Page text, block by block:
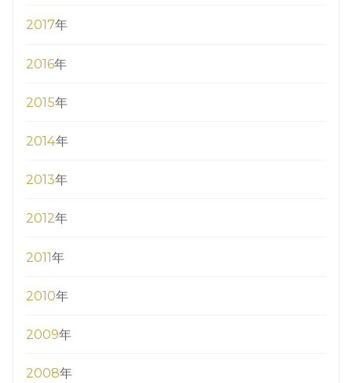
2017年
2016年
2015年
2014年
2013年
2012年
2011年
2010年
2009年
2008年